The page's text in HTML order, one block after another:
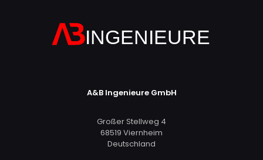
A&B Ingenieure GmbH
Großer Stellweg 4
68519 Viernheim
Deutschland